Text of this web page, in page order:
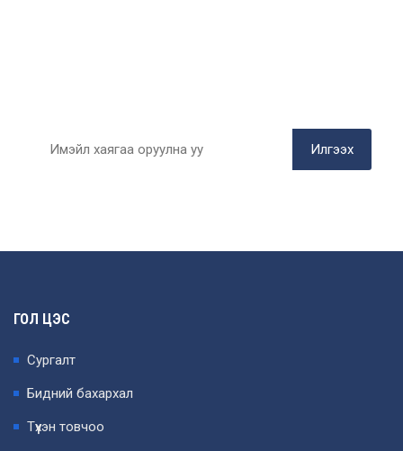
Илгээх
ГОЛ ЦЭС
Сургалт
Бидний бахархал
Түүхэн товчоо